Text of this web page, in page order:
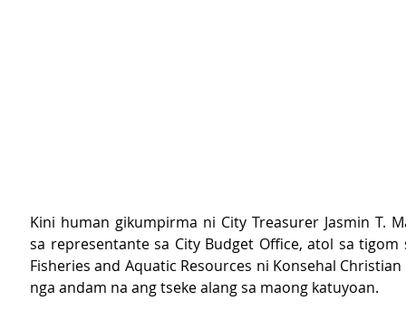
Kini human gikumpirma ni City Treasurer Jasmin T.
sa representante sa City Budget Office, atol sa tigom
Fisheries and Aquatic Resources ni Konsehal Christian
nga andam na ang tseke alang sa maong katuyoan.